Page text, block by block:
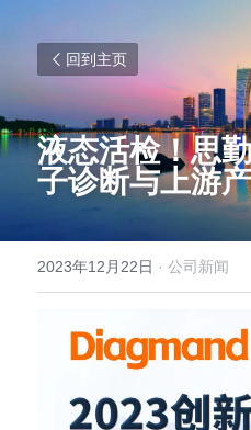
回到主页
液态活检！思
子诊断与上游
2023年12月22日 · 公司新闻